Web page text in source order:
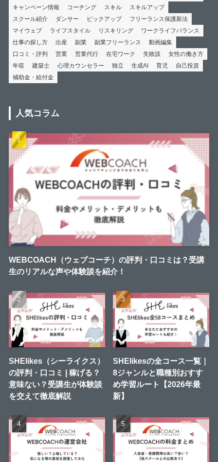
キャンペーン情報
コーチング スキル
スキルアップ
スクール紹介
ダンサー ピックアップ
フリーランス保護新法
マイウェブ
ライフスタイル リスキリング
ワークライフバランス
仕事の探し方
出産 副業 副業フリーランス
動画編集
口コミ・評判
営業 営業代行 在宅ワーク 失敗談
女性の働き方
年収
建築士 心理カウンセラー 独立 生成AI 育児
自己投資
補助金・給付金
人気コラム
WEBCOACH（ウェブコーチ）の評判・口コミは？受講
生のリアルな声や体験談を紹介！
SHElikes（シーライクス）
の評判・口コミ | 稼げる？
意味ない？受講生が体験談
を交えて徹底解説
SHElikesの全コース一覧｜
8ジャンルと職種別おすす
め学習ルート【2026年最
新】